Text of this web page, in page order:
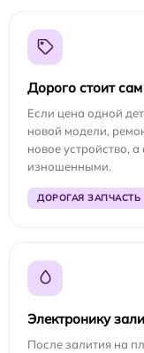
Дорого стоит
Если цена одной
новой модели,
новое устройство,
изношенными.
ДОРОГАЯ ЗАПЧАСТЬ
Электронику
После залития на